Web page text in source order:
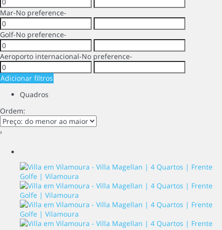
Mar-No preference-
Golf-No preference-
Aeroporto internacional-No preference-
Adicionar filtros
Quadros
Ordem:
›